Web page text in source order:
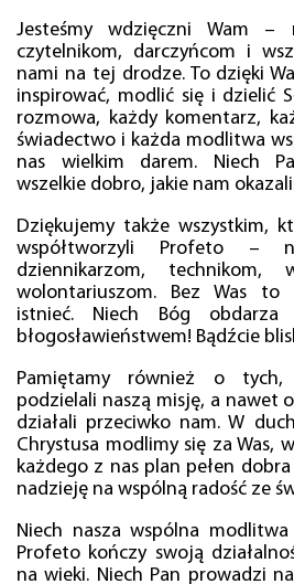
Jesteśmy wdzięczni Wam –
czytelnikom, darczyńcom i
nami na tej drodze. To dzięki
inspirować, modlić się i dzielić
rozmowa, każdy komentarz,
świadectwo i każda modlitwa
nas wielkim darem. Niech
wszelkie dobro, jakie nam
Dziękujemy także wszystkim,
współtworzyli Profeto –
dziennikarzom, technikom,
wolontariuszom. Bez Was to
istnieć. Niech Bóg obdarza
błogosławieństwem! Bądźcie
Pamiętamy również o
podzielali naszą misję, a nawet
działali przeciwko nam. W
Chrystusa modlimy się za Was,
każdego z nas plan pełen
nadzieję na wspólną radość ze
Niech nasza wspólna
Profeto kończy swoją
na wieki. Niech Pan prowadzi